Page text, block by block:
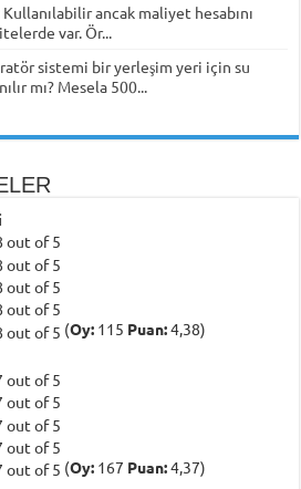
ancak maliyet hesabını
var. Ör...
sistemi bir yerleşim yeri için su
mı? Mesela 500...
(Oy: 115 Puan:4,38)
(Oy: 167 Puan:4,37)